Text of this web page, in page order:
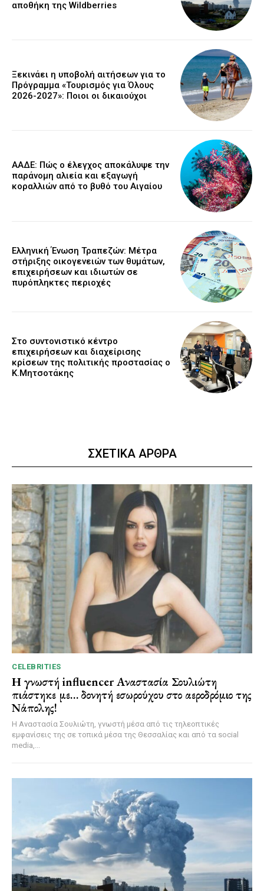
αποθήκη της Wildberries
Ξεκινάει η υποβολή αιτήσεων για το
Πρόγραμμα «Τουρισμός για Όλους
2026-2027»: Ποιοι οι δικαιούχοι
ΑΑΔΕ: Πώς ο έλεγχος αποκάλυψε την
παράνομη αλιεία και εξαγωγή
κοραλλιών από το βυθό του Αιγαίου
Ελληνική Ένωση Τραπεζών: Μέτρα
στήριξης οικογενειών των θυμάτων,
επιχειρήσεων και ιδιωτών σε
πυρόπληκτες περιοχές
Στο συντονιστικό κέντρο
επιχειρήσεων και διαχείρισης
κρίσεων της πολιτικής προστασίας ο
Κ.Μητσοτάκης
ΣΧΕΤΙΚΑ ΑΡΘΡΑ
CELEBRITIES
Η γνωστή influencer Αναστασία Σουλιώτη
πιάστηκε με… δονητή εσωρούχου στο αεροδρόμιο της
Νάπολης!
Η Αναστασία Σουλιώτη, γνωστή μέσα από τις τηλεοπτικές
εμφανίσεις της σε τοπικά μέσα της Θεσσαλίας και από τα social
media,...